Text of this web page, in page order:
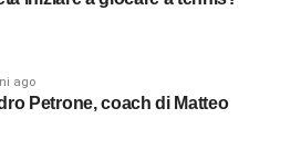
ago
Petrone, coach di Matteo